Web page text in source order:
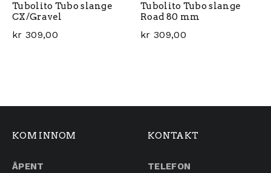
Tubolito Tubo slange
CX/Gravel
kr 309,00
Tubolito Tubo slange
Road 80 mm
kr 309,00
KOM INNOM
ÅPENT
KONTAKT
TELEFON